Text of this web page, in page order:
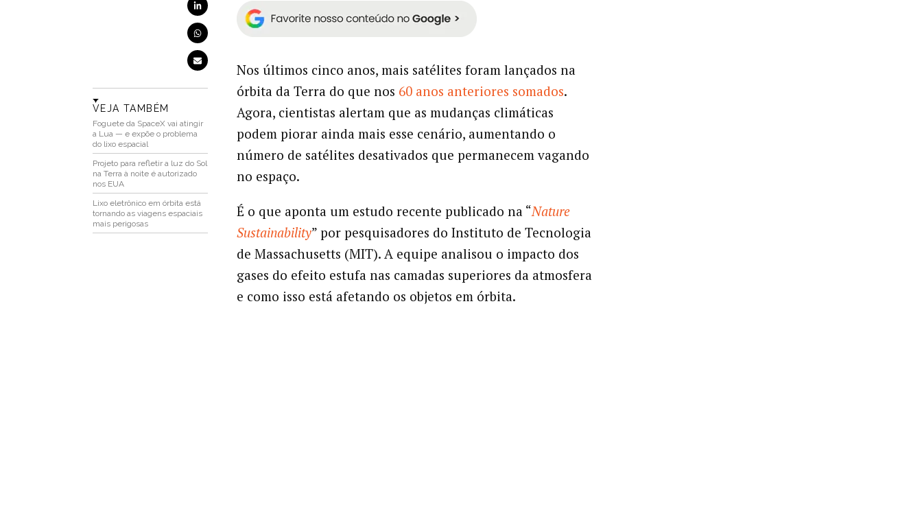
VEJA TAMBÉM
Foguete da SpaceX vai atingir
a Lua — e expõe o problema
do lixo espacial
Projeto para refletir a luz do Sol
na Terra à noite é autorizado
nos EUA
Lixo eletrônico em órbita está
tornando as viagens espaciais
mais perigosas
Nos últimos cinco anos, mais satélites foram lançados na
órbita da Terra do que nos 60 anos anteriores somados.
Agora, cientistas alertam que as mudanças climáticas
podem piorar ainda mais esse cenário, aumentando o
número de satélites desativados que permanecem vagando
no espaço.
É o que aponta um estudo recente publicado na “Nature
Sustainability” por pesquisadores do Instituto de Tecnologia
de Massachusetts (MIT). A equipe analisou o impacto dos
gases do efeito estufa nas camadas superiores da atmosfera
e como isso está afetando os objetos em órbita.